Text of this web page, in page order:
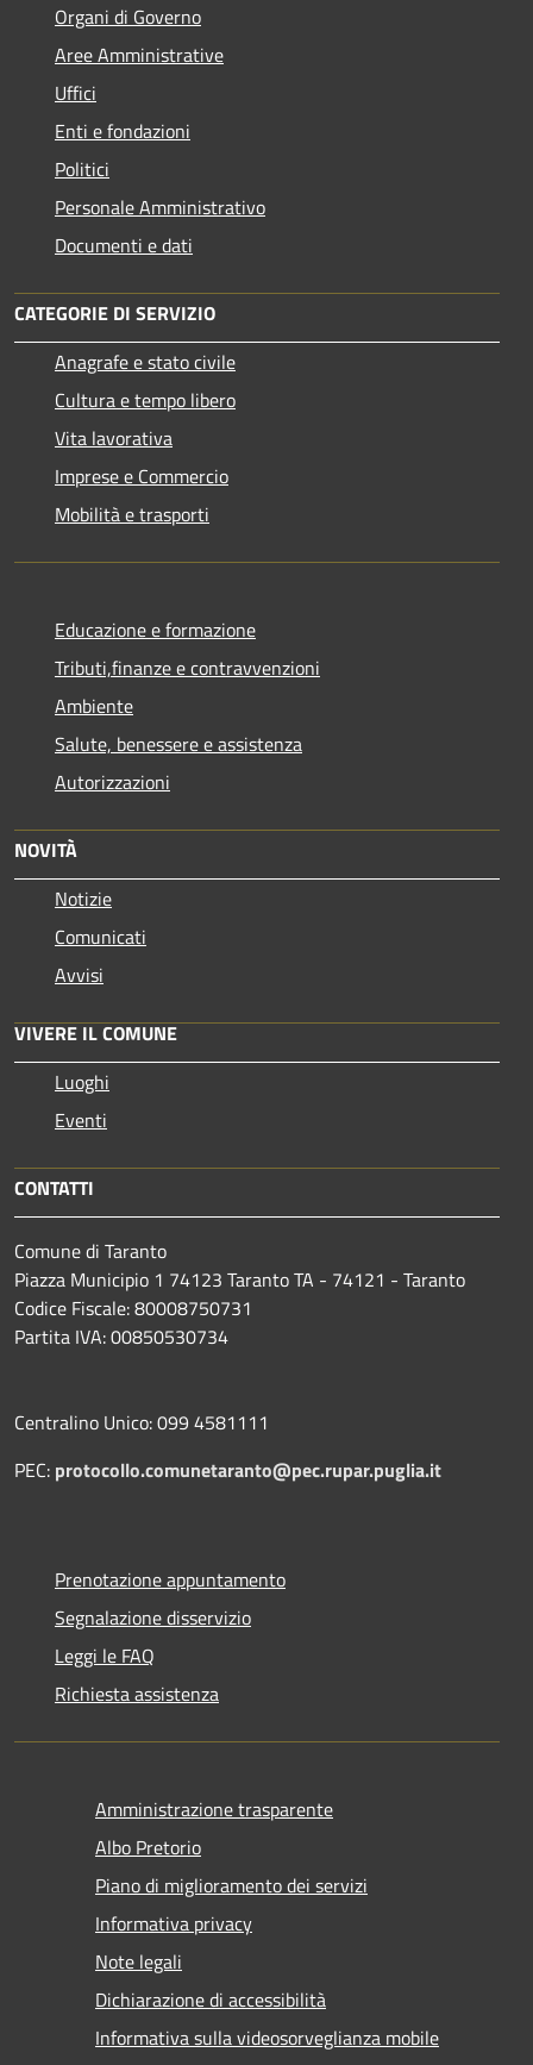
Organi di Governo
Aree Amministrative
Uffici
Enti e fondazioni
Politici
Personale Amministrativo
Documenti e dati
CATEGORIE DI SERVIZIO
Anagrafe e stato civile
Cultura e tempo libero
Vita lavorativa
Imprese e Commercio
Mobilità e trasporti
Educazione e formazione
Tributi,finanze e contravvenzioni
Ambiente
Salute, benessere e assistenza
Autorizzazioni
NOVITÀ
Notizie
Comunicati
Avvisi
VIVERE IL COMUNE
Luoghi
Eventi
CONTATTI
Comune di Taranto
Piazza Municipio 1 74123 Taranto TA - 74121 - Taranto
Codice Fiscale: 80008750731
Partita IVA: 00850530734
Centralino Unico: 099 4581111
PEC: protocollo.comunetaranto@pec.rupar.puglia.it
Prenotazione appuntamento
Segnalazione disservizio
Leggi le FAQ
Richiesta assistenza
Amministrazione trasparente
Albo Pretorio
Piano di miglioramento dei servizi
Informativa privacy
Note legali
Dichiarazione di accessibilità
Informativa sulla videosorveglianza mobile